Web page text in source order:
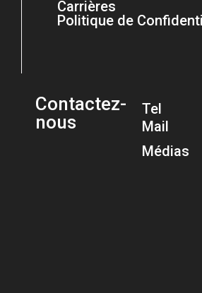
Carrières
Politique de
Contactez-
nous
Tel
Mail
Médias